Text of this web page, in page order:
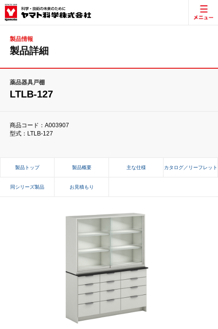
製品情報
製品詳細
薬品器具戸棚
LTLB-127
商品コード：A003907
型式：LTLB-127
製品トップ 製品概要 主な仕様 カタログ／リーフレット
同シリーズ製品 お見積もり